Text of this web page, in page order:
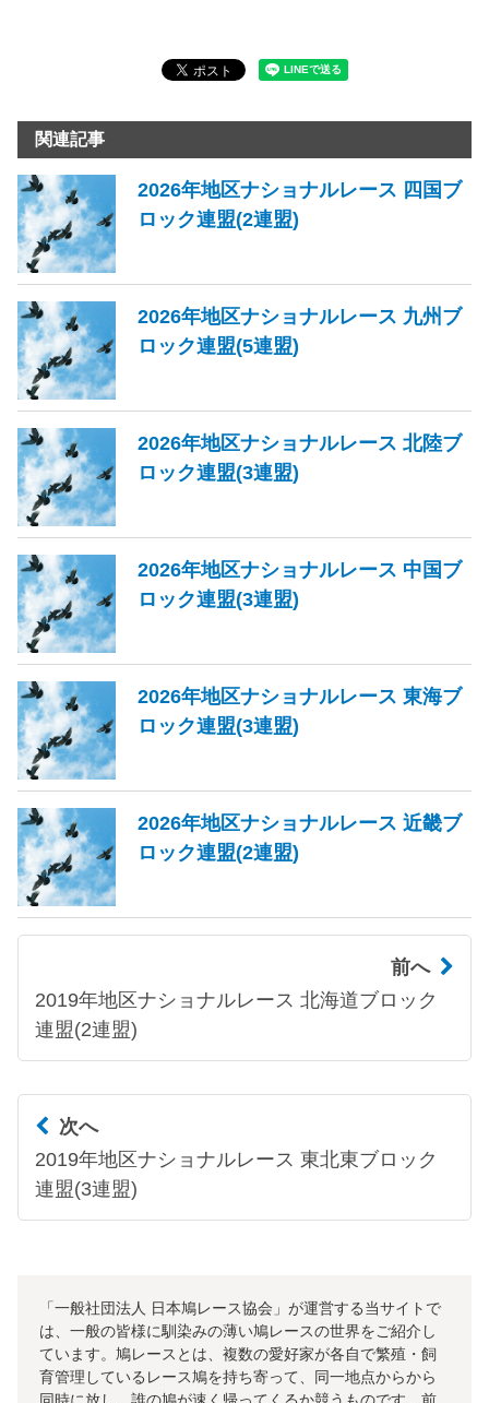
関連記事
2026年地区ナショナルレース 四国ブ
ロック連盟(2連盟)
2026年地区ナショナルレース 九州ブ
ロック連盟(5連盟)
2026年地区ナショナルレース 北陸ブ
ロック連盟(3連盟)
2026年地区ナショナルレース 中国ブ
ロック連盟(3連盟)
2026年地区ナショナルレース 東海ブ
ロック連盟(3連盟)
2026年地区ナショナルレース 近畿ブ
ロック連盟(2連盟)
前へ
2019年地区ナショナルレース 北海道ブロック
連盟(2連盟)
次へ
2019年地区ナショナルレース 東北東ブロック
連盟(3連盟)
「一般社団法人 日本鳩レース協会」が運営する当サイトで
は、一般の皆様に馴染みの薄い鳩レースの世界をご紹介し
ています。鳩レースとは、複数の愛好家が各自で繁殖・飼
育管理しているレース鳩を持ち寄って、同一地点からから
同時に放し、誰の鳩が速く帰ってくるか競うものです。前